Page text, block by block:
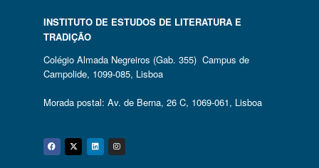
INSTITUTO DE ESTUDOS DE LITERATURA E
TRADIÇÃO
Colégio Almada Negreiros (Gab. 355) Campus de
Campolide, 1099-085, Lisboa
Morada postal: Av. de Berna, 26 C, 1069-061, Lisboa
Facebook
Twitter
Linkedin
Instagram